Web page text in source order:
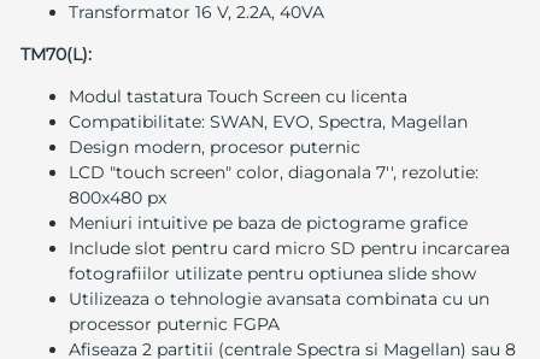
Transformator 16 V, 2.2A, 40VA
TM70(L):
Modul tastatura Touch Screen cu licenta
Compatibilitate: SWAN, EVO, Spectra, Magellan
Design modern, procesor puternic
LCD "touch screen" color, diagonala 7'', rezolutie:
800x480 px
Meniuri intuitive pe baza de pictograme grafice
Include slot pentru card micro SD pentru incarcarea
fotografiilor utilizate pentru optiunea slide show
Utilizeaza o tehnologie avansata combinata cu un
processor puternic FGPA
Afiseaza 2 partitii (centrale Spectra si Magellan) sau 8